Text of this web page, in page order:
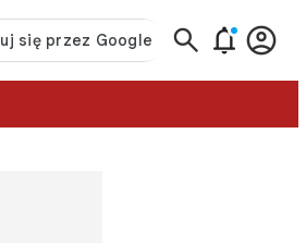
  